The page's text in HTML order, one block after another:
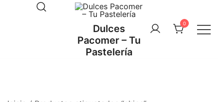
Dulces
Pacomer – Tu
Pastelería
0